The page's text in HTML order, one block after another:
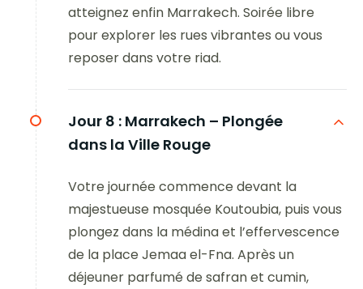
atteignez enfin Marrakech. Soirée libre
pour explorer les rues vibrantes ou vous
reposer dans votre riad.
Jour 8 : Marrakech – Plongée
dans la Ville Rouge
Votre journée commence devant la
majestueuse mosquée Koutoubia, puis vous
plongez dans la médina et l’effervescence
de la place Jemaa el-Fna. Après un
déjeuner parfumé de safran et cumin,